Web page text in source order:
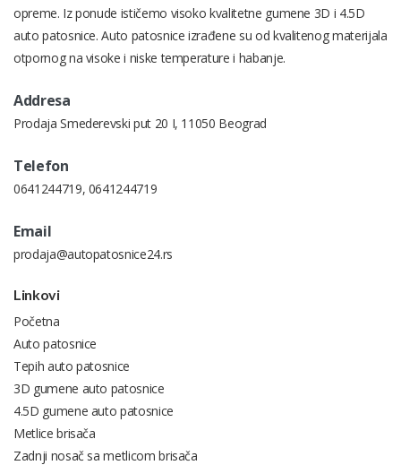
opreme. Iz ponude ističemo visoko kvalitetne gumene 3D i 4.5D
auto patosnice. Auto patosnice izrađene su od kvalitenog materijala
otpornog na visoke i niske temperature i habanje.
Addresa
Prodaja Smederevski put 20 I, 11050 Beograd
Telefon
0641244719, 0641244719
Email
prodaja@autopatosnice24.rs
Linkovi
Početna
Auto patosnice
Tepih auto patosnice
3D gumene auto patosnice
4.5D gumene auto patosnice
Metlice brisača
Zadnji nosač sa metlicom brisača